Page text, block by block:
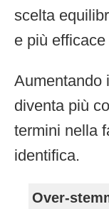
scelta
e più
Aumentando
diventa più
termini nella
identifica.
Over-